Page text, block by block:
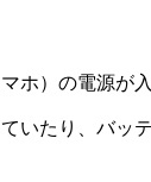
ホ）の電源が
いたり、バッ